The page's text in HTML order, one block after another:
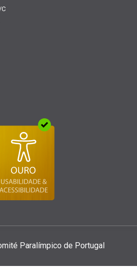
Paralí­mpico de Portugal